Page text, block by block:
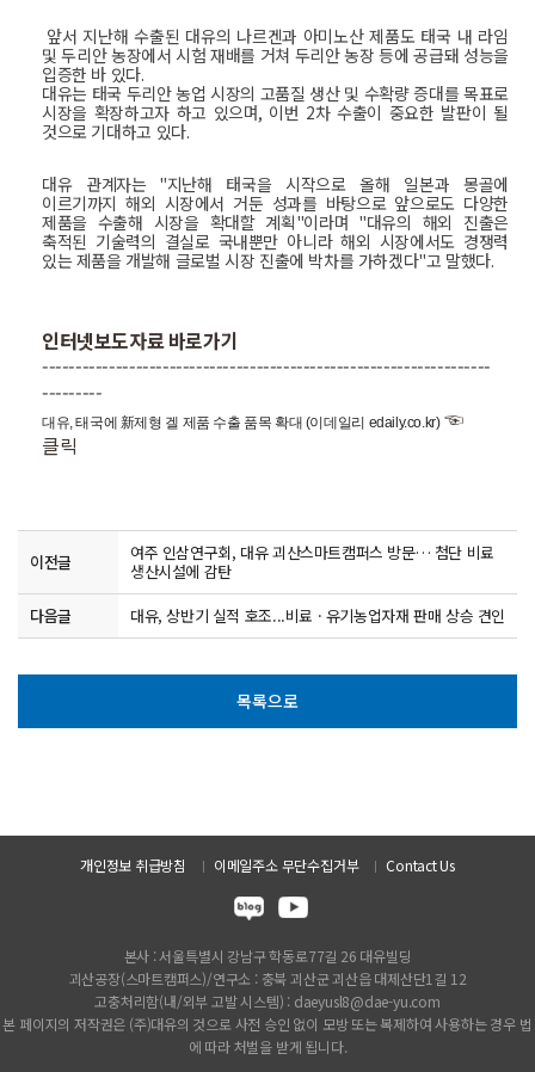
앞서 지난해 수출된 대유의 나르겐과 아미노산 제품도 태국 내 라임
및 두리안농장에서 시험 재배를 거쳐 두리안농장 등에 공급돼 성능을
입증한 바 있다.
대유는 태국 두리안농업 시장의 고품질 생산 및 수확량증대를 목표로
시장을 확장하고자 하고 있으며, 이번 2차 수출이 중요한 발판이 될
것으로 기대하고 있다.
대유 관계자는"지난해 태국을 시작으로 올해 일본과 몽골에
이르기까지 해외 시장에서 거둔 성과를 바탕으로 앞으로도 다양한
제품을 수출해 시장을 확대할 계획"이라며 "대유의 해외 진출은
축적된 기술력의 결실로 국내뿐만 아니라 해외 시장에서도 경쟁력
있는 제품을 개발해 글로벌 시장 진출에 박차를 가하겠다"고 말했다.
인터넷보도자료 바로가기
-------------------------------------------------------------------
---------
대유, 태국에 新제형 겔 제품 수출 품목 확대 (이데일리 edaily.co.kr)☜
클릭
이전글
여주 인삼연구회, 대유 괴산스마트캠퍼스 방문… 첨단 비료
생산시설에 감탄
다음글
대유, 상반기 실적 호조...비료 · 유기농업자재 판매 상승 견인
목록으로
개인정보 취급방침 이메일주소 무단수집거부 Contact Us
본사 : 서울특별시 강남구 학동로77길 26 대유빌딩
괴산공장(스마트캠퍼스)/연구소 : 충북 괴산군 괴산읍 대제산단1길 12
고충처리함(내/외부 고발 시스템) : daeyusl8@dae-yu.com
본 페이지의 저작권은 (주)대유의 것으로 사전 승인 없이 모방 또는 복제하여 사용하는 경우 법
에 따라 처벌을 받게 됩니다.